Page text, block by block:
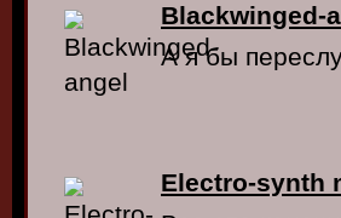
Blackwinged-
А я бы
Electro-synth